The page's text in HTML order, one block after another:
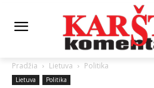
Pradžia Lietuva Politika
Lietuva Politika